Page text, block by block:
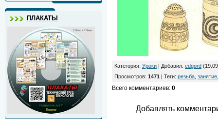
ПЛАКАТЫ
Категория: Уроки Добавил: edgord
Просмотров: 1471 Теги: резьба занятие
Всего комментариев: 0
Добавлять